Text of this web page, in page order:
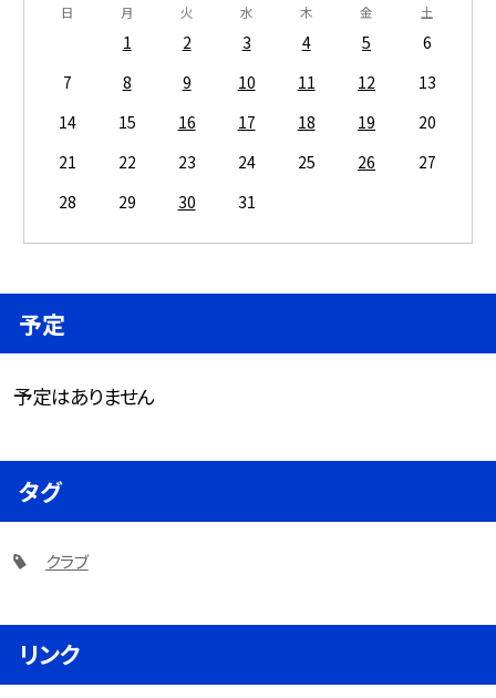
日 月 火 水 木 金 土
1 2 3 4 5
6
7
8 9 10 11 12
13
14
15 16 17 18 19
20
21
22 23 24 25 26
27
28
29 30 31
予定
予定はありません
タグ
クラブ
リンク